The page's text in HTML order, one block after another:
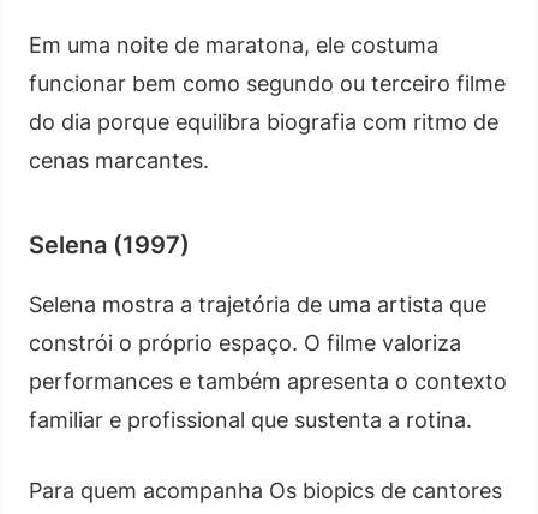
Em uma noite de maratona, ele costuma
funcionar bem como segundo ou terceiro filme
do dia porque equilibra biografia com ritmo de
cenas marcantes.
Selena (1997)
Selena mostra a trajetória de uma artista que
constrói o próprio espaço. O filme valoriza
performances e também apresenta o contexto
familiar e profissional que sustenta a rotina.
Para quem acompanha Os biopics de cantores